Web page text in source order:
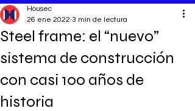
Steel frame: el “nuevo”
sistema de construcción
con casi 100 años de
historia
Housec
26 ene 2022 3 min de lectura